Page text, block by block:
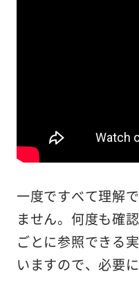
一度ですべて理解
ません。何度も確
ごとに参照できる
いますので、必要